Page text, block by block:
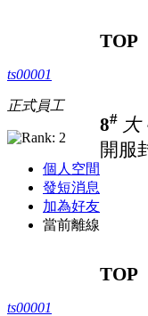
TOP
ts00001
正式員工
個人空間
發短消息
加為好友
當前離線
8# 大
開服
TOP
ts00001